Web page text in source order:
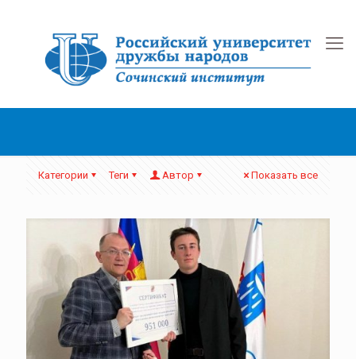
Категории Теги Автор Показать все